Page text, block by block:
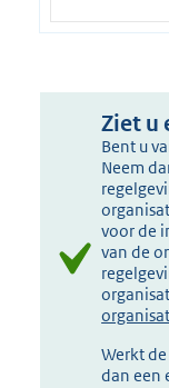
Ziet u
Bent u
Neem
voor de
van de
Werkt
dan een